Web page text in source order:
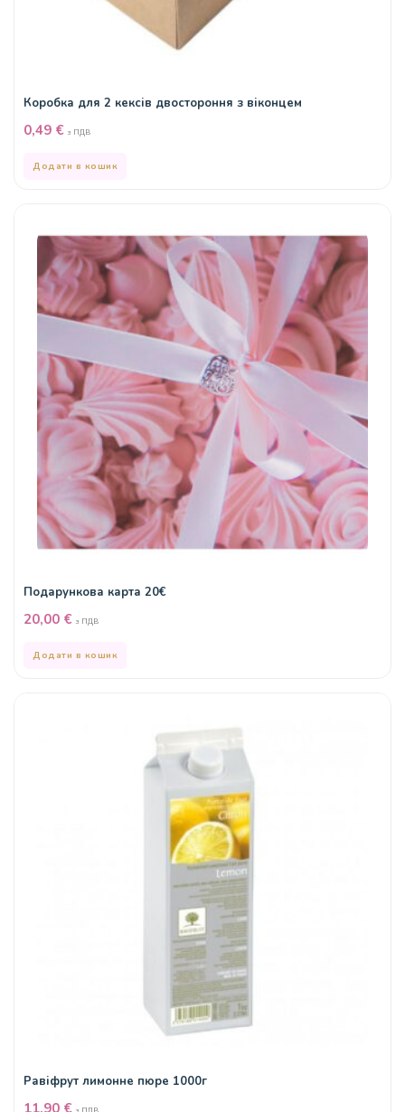
Коробка для 2 кексів двостороння з віконцем
0,49 € з ПДВ
Додати в кошик
Подарункова карта 20€
20,00 € з ПДВ
Додати в кошик
Равіфрут лимонне пюре 1000г
11,90 €